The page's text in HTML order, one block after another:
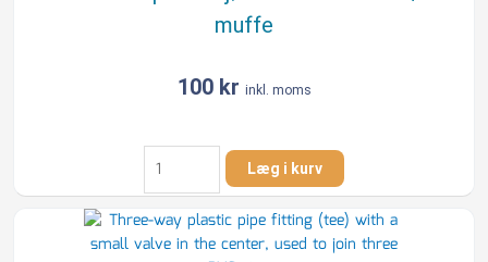
muffe
100 kr inkl. moms
Gardena
Pipeline
hjørnetee
25
mm
Læg i kurv